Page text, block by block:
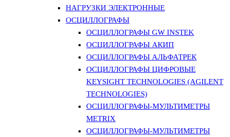
НАГРУЗКИ ЭЛЕКТРОННЫЕ
ОСЦИЛЛОГРАФЫ
ОСЦИЛЛОГРАФЫ GW INSTEK
ОСЦИЛЛОГРАФЫ АКИП
ОСЦИЛЛОГРАФЫ АЛЬФАТРЕК
ОСЦИЛЛОГРАФЫ ЦИФРОВЫЕ
KEYSIGHT TECHNOLOGIES (AGILENT
TECHNOLOGIES)
ОСЦИЛЛОГРАФЫ-МУЛЬТИМЕТРЫ
METRIX
ОСЦИЛЛОГРАФЫ-МУЛЬТИМЕТРЫ